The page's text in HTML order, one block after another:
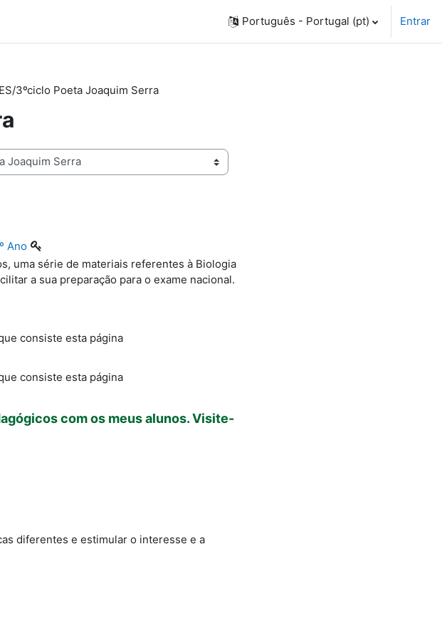
Português - Portugal ‎(pt)‎ Entrar
ES/3ºciclo Poeta Joaquim Serra
Ano
uma série de materiais referentes à Biologia
a sua preparação para o exame nacional.
consiste esta página
consiste esta página
com os meus alunos. Visite-
diferentes e estimular o interesse e a